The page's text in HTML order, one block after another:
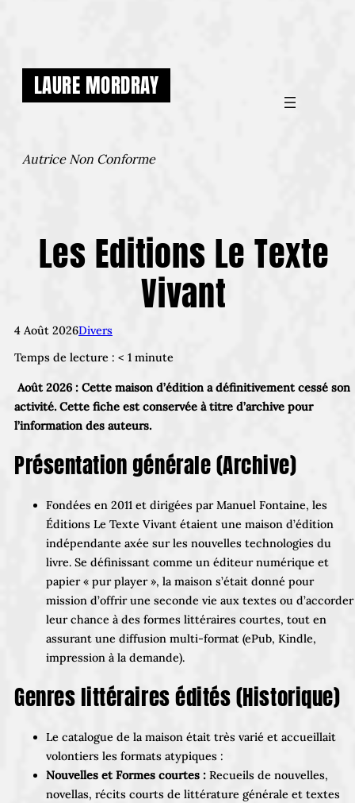
LAURE MORDRAY
Autrice Non Conforme
Les Editions Le Texte
Vivant
4 Août 2026Divers
Temps de lecture : < 1 minute
Août 2026 : Cette maison d’édition a définitivement cessé son
activité. Cette fiche est conservée à titre d’archive pour
l’information des auteurs.
Présentation générale (Archive)
Fondées en 2011 et dirigées par Manuel Fontaine, les
Éditions Le Texte Vivant étaient une maison d’édition
indépendante axée sur les nouvelles technologies du
livre. Se définissant comme un éditeur numérique et
papier « pur player », la maison s’était donné pour
mission d’offrir une seconde vie aux textes ou d’accorder
leur chance à des formes littéraires courtes, tout en
assurant une diffusion multi-format (ePub, Kindle,
impression à la demande).
Genres littéraires édités (Historique)
Le catalogue de la maison était très varié et accueillait
volontiers les formats atypiques :
Nouvelles et Formes courtes : Recueils de nouvelles,
novellas, récits courts de littérature générale et textes